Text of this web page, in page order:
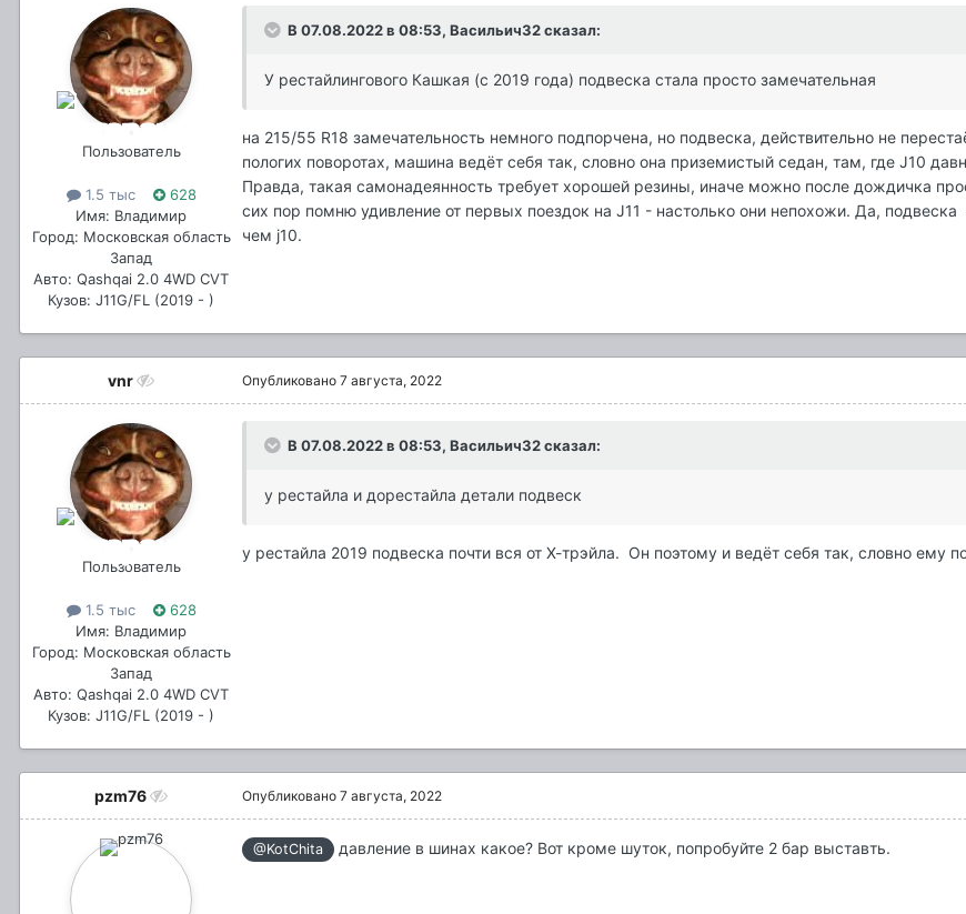
Пользователь
1.5 тыс
628
Имя: Владимир
Город: Московская область
Запад
Авто: Qashqai 2.0 4WD CVT
Кузов: J11G/FL (2019 - )
В 07.08.2022 в 08:53, Васильич32сказал:
У рестайлингового Кашкая (с 2019 года) подвеска стала просто замечательная
на 215/55 R18 замечательность немного подпорчена, но подвеска, действительно не
пологих поворотах, машина ведёт себя так, словно она приземистый седан, там, где J10
Правда, такая самонадеянность требует хорошей резины, иначе можно после дождичка
сих пор помню удивление от первых поездок на J11 - настолько они непохожи. Да,
чем j10.
vnr
Пользователь
1.5 тыс
628
Имя: Владимир
Город: Московская область
Запад
Авто: Qashqai 2.0 4WD CVT
Кузов: J11G/FL (2019 - )
Опубликовано 7 августа, 2022
В 07.08.2022 в 08:53, Васильич32сказал:
у рестайла и дорестайла детали подвеск
у рестайла 2019 подвеска почти вся от Х-трэйла. Он поэтому и ведёт себя так, словно
pzm76 Опубликовано 7 августа, 2022
@KotChita давление в шинах какое? Вот кроме шуток, попробуйте 2 бар выставть.